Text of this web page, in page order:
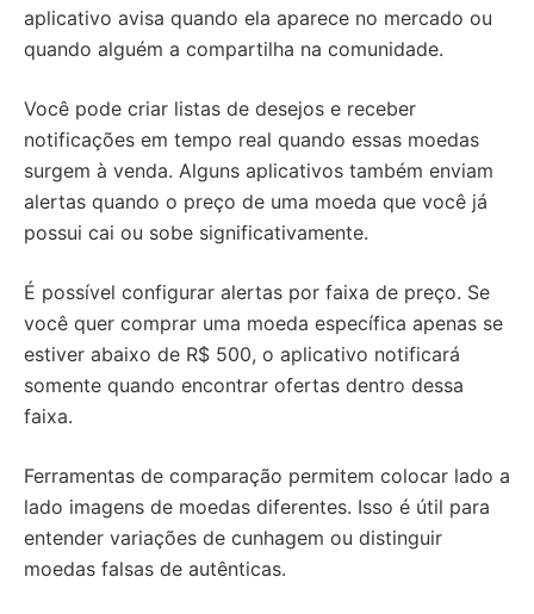
aplicativo avisa quando ela aparece no mercado ou
quando alguém a compartilha na comunidade.
Você pode criar listas de desejos e receber
notificações em tempo real quando essas moedas
surgem à venda. Alguns aplicativos também enviam
alertas quando o preço de uma moeda que você já
possui cai ou sobe significativamente.
É possível configurar alertas por faixa de preço. Se
você quer comprar uma moeda específica apenas se
estiver abaixo de R$ 500, o aplicativo notificará
somente quando encontrar ofertas dentro dessa
faixa.
Ferramentas de comparação permitem colocar lado a
lado imagens de moedas diferentes. Isso é útil para
entender variações de cunhagem ou distinguir
moedas falsas de autênticas.